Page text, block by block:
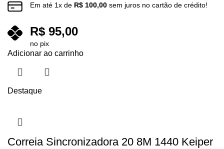
Em até 1x de R$ 100,00 sem juros no cartão de crédito!
R$ 95,00
no pix
Adicionar ao carrinho
Destaque
Correia Sincronizadora 20 8M 1440 Keiper